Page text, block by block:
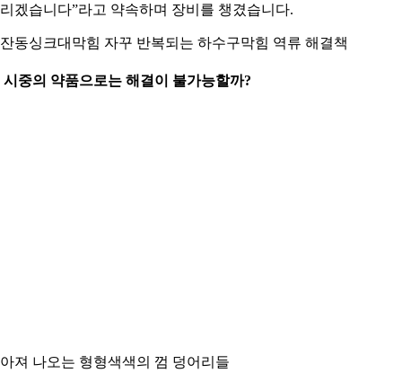
겠습니다”라고 약속하며 장비를 챙겼습니다.
동싱크대막힘 자꾸 반복되는 하수구막힘 역류 해결책
시중의 약품으로는 해결이 불가능할까?
져 나오는 형형색색의 껌 덩어리들